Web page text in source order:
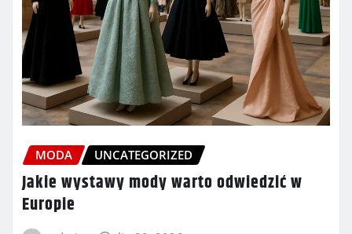
MODA UNCATEGORIZED
Jakie wystawy mody warto odwiedzić w
Europie